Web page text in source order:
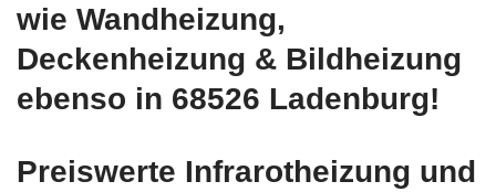
wie Wandheizung,
Deckenheizung & Bildheizung
ebenso in 68526 Ladenburg!
Preiswerte Infrarotheizung und